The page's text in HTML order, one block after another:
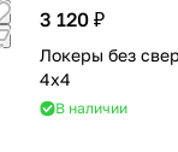
3 120 ₽
Локеры без
4х4
В наличии